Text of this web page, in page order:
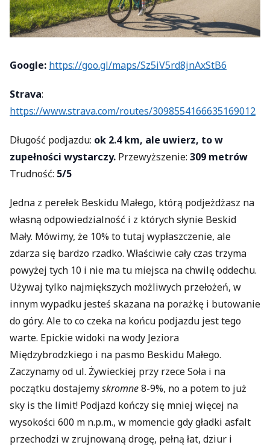
Google: https://goo.gl/maps/Sz5iV5rd8jnAxStB6
Strava:
https://www.strava.com/routes/3098554166635169012
Długość podjazdu: ok 2.4 km, ale uwierz, to w
zupełności wystarczy. Przewyższenie: 309 metrów
Trudność: 5/5
Jedna z perełek Beskidu Małego, którą podjeżdżasz na
własną odpowiedzialność i z których słynie Beskid
Mały. Mówimy, że 10% to tutaj wypłaszczenie, ale
zdarza się bardzo rzadko. Właściwie cały czas trzyma
powyżej tych 10 i nie ma tu miejsca na chwilę oddechu.
Używaj tylko najmiększych możliwych przełożeń, w
innym wypadku jesteś skazana na porażkę i butowanie
do góry. Ale to co czeka na końcu podjazdu jest tego
warte. Epickie widoki na wody Jeziora
Międzybrodzkiego i na pasmo Beskidu Małego.
Zaczynamy od ul. Żywieckiej przy rzece Soła i na
początku dostajemyskromne8-9%, no a potem to już
sky is the limit! Podjazd kończy się mniej więcej na
wysokości 600 m n.p.m., w momencie gdy gładki asfalt
przechodzi w zrujnowaną drogę, pełną łat, dziur i